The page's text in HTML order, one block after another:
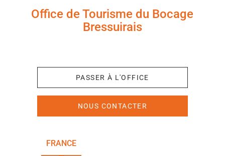
Office de Tourisme du Bocage
Bressuirais
PASSER À L'OFFICE
NOUS CONTACTER
FRANCE